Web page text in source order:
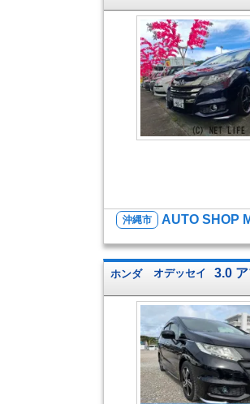
沖縄市 AUTO SHOP
ホンダ オデッセイ 3.0